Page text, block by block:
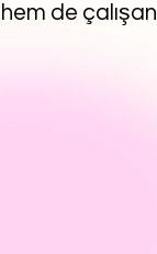
hem de